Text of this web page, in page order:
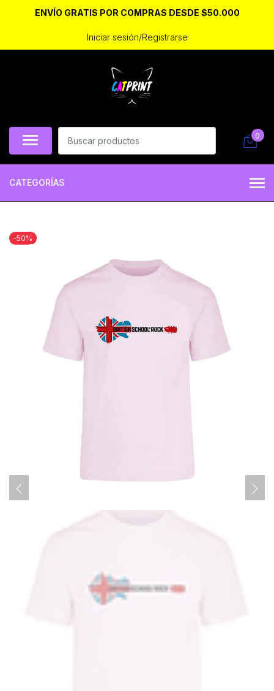
ENVÍO GRATIS POR COMPRAS DESDE $50.000
Iniciar sesión/Registrarse
0
CATEGORÍAS
-50%